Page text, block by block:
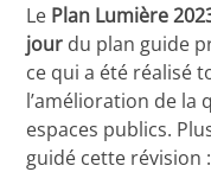
Le Plan Lumière
jour du plan guide
ce qui a été réalisé
l’amélioration de la
espaces publics.
guidé cette révision :